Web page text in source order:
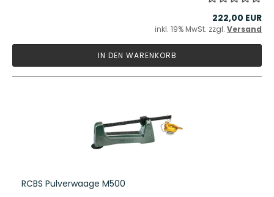
222,00 EUR
inkl. 19% MwSt. zzgl. Versand
IN DEN WARENKORB
RCBS Pulverwaage M500